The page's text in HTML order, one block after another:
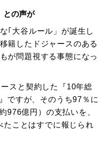
との声が
｢大谷ルール」が誕生し
籍したドジャースのある
が問題視する事態になっ
スと契約した『10年総
ですが、そのうち97％に
976億円）の支払いを、
ことはすでに報じられ